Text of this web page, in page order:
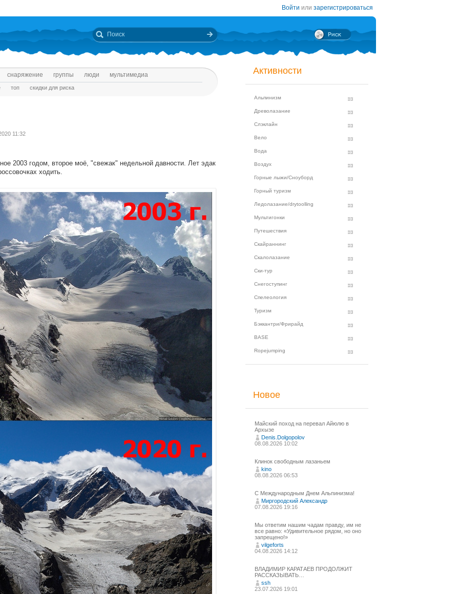
Войти или зарегистрироваться
снаряжение группы люди мультимедиа
топ скидки для риска
11:32
2003 годом, второе моё, "свежак" недельной давности. Лет эдак
ходить.
Активности
Альпинизм
Древолазание
Слэклайн
Вело
Вода
Воздух
Горные лыжи/Сноуборд
Горный туризм
Ледолазание/drytoolling
Мультигонки
Путешествия
Скайраннинг
Скалолазание
Ски-тур
Снегоступинг
Спелеология
Туризм
Бэккантри/Фрирайд
BASE
Ropejumping
Новое
Майский поход на перевал Айюлю в
Архызе
Denis.Dolgopolov
08.08.2026 10:02
Клинок свободным лазаньем
kino
08.08.2026 06:53
С Международным Днем Альпинизма!⁠
Миргородский Александр
07.08.2026 19:16
Мы ответим нашим чадам правду, им не
все равно: «Удивительное рядом, но оно
запрещено!»
vilgeforts
04.08.2026 14:12
ВЛАДИМИР КАРАТАЕВ ПРОДОЛЖИТ
РАССКАЗЫВАТЬ…
ssh
23.07.2026 19:01